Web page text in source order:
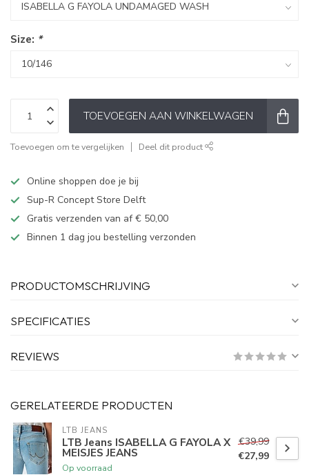
Size: *
TOEVOEGEN AAN WINKELWAGEN
Toevoegen om te vergelijken Deel dit product
Online shoppen doe je bij
Sup-R Concept Store Delft
Gratis verzenden van af € 50,00
Binnen 1 dag jou bestelling verzonden
PRODUCTOMSCHRIJVING
SPECIFICATIES
REVIEWS
GERELATEERDE PRODUCTEN
LTB JEANS
LTB Jeans ISABELLA G FAYOLA X
MEISJES JEANS
Op voorraad
€39,99
€27,99